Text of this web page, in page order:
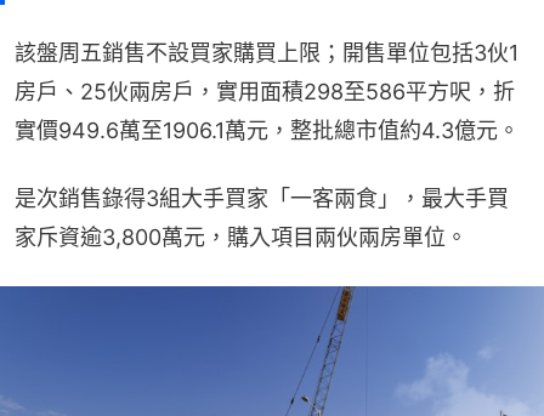
該盤周五銷售不設買家購買上限；開售單位包括3伙1
房戶、25伙兩房戶，實用面積298至586平方呎，折
實價949.6萬至1906.1萬元，整批總市值約4.3億元。
是次銷售錄得3組大手買家「一客兩食」，最大手買
家斥資逾3,800萬元，購入項目兩伙兩房單位。